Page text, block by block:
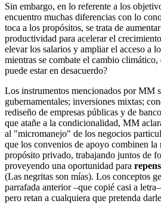
Sin embargo, en lo referente a los
encuentro muchas diferencias con lo
toca a los propósitos, se trata de
productividad para acelerar el
elevar los salarios y ampliar el acceso a
mientras se combate el cambio
puede estar en desacuerdo?
Los instrumentos mencionados por MM
gubernamentales; inversiones mixtas;
rediseño de empresas públicas y de
que atañe a la condicionalidad, MM
al "micromanejo" de los negocios
que los convenios de apoyo combinen
propósito privado, trabajando juntos de
proveyendo una oportunidad para
(Las negritas son mías). Los conceptos
parrafada anterior –que copié casi a
pero retan a cualquiera que pretenda